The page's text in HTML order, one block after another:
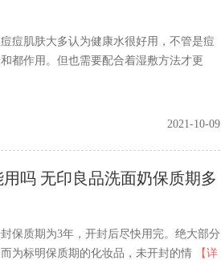
痘肌肤大多认为健康水很好用，不管是痘
都作用。但也需要配合着湿敷方法才更
2021-10-09
用吗 无印良品洗面奶保质期多
保质期为3年，开封后尽快用完。绝大部分
为标明保质期的化妆品，未开封的情
【详